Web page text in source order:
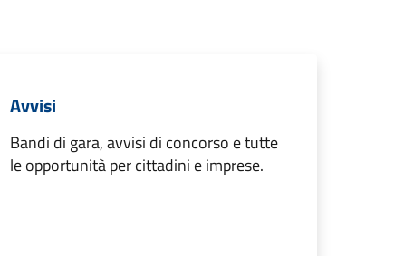
Avvisi
Bandi di gara, avvisi di concorso e tutte
le opportunità per cittadini e imprese.